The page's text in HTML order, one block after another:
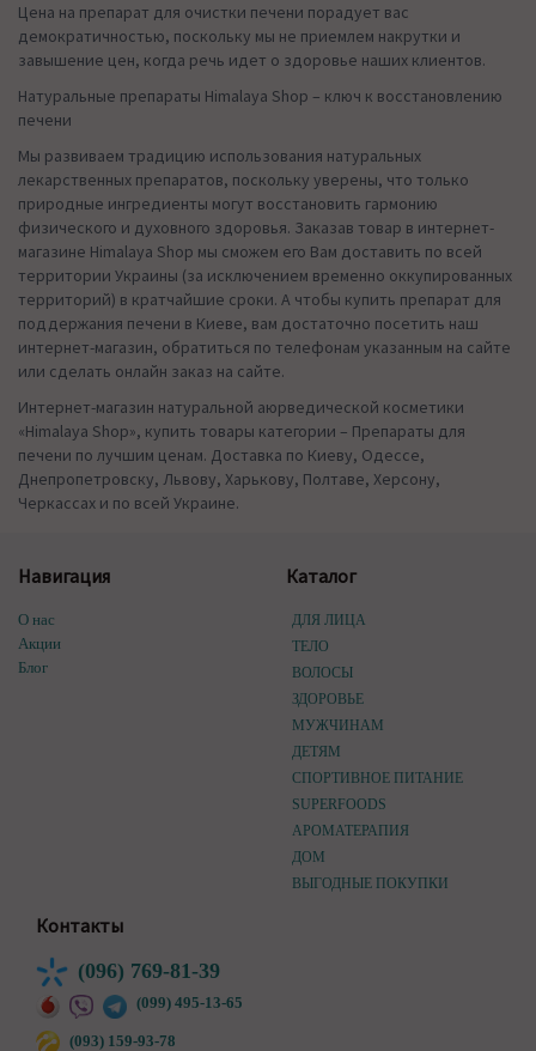
Цена на препарат для очистки печени порадует вас
демократичностью, поскольку мы не приемлем накрутки и
завышение цен, когда речь идет о здоровье наших клиентов.
Натуральные препараты Himalaya Shop – ключ к восстановлению
печени
Мы развиваем традицию использования натуральных
лекарственных препаратов, поскольку уверены, что только
природные ингредиенты могут восстановить гармонию
физического и духовного здоровья. Заказав товар в интернет-
магазине Himalaya Shop мы сможем его Вам доставить по всей
территории Украины (за исключением временно оккупированных
территорий) в кратчайшие сроки. А чтобы купить препарат для
поддержания печени в Киеве, вам достаточно посетить наш
интернет-магазин, обратиться по телефонам указанным на сайте
или сделать онлайн заказ на сайте.
Интернет-магазин натуральной аюрведической косметики
«Himalaya Shop», купить товары категории – Препараты для
печени по лучшим ценам. Доставка по Киеву, Одессе,
Днепропетровску, Львову, Харькову, Полтаве, Херсону,
Черкассах и по всей Украине.
Навигация
О нас
Акции
Блог
Каталог
ДЛЯ ЛИЦА
ТЕЛО
ВОЛОСЫ
ЗДОРОВЬЕ
МУЖЧИНАМ
ДЕТЯМ
СПОРТИВНОЕ ПИТАНИЕ
SUPERFOODS
АРОМАТЕРАПИЯ
ДОМ
ВЫГОДНЫЕ ПОКУПКИ
Контакты
(096) 769-81-39
(099) 495-13-65
(093) 159-93-78